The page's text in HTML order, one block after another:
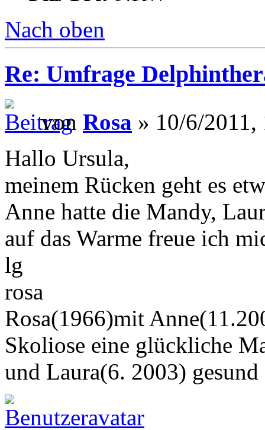
Nach oben
Re: Umfrage
von Rosa » 10/6/2011,
Hallo Ursula,
meinem Rücken geht es
Anne hatte die Mandy,
auf das Warme freue ich
lg
rosa
Rosa(1966)mit
Skoliose eine glückliche
und Laura(6. 2003) gesund